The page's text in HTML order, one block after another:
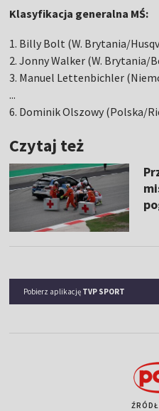
Klasyfikacja generalna MŚ:
1. Billy Bolt (W. Brytania/
2. Jonny Walker (W. Brytania/
3. Manuel Lettenbichler
...
6. Dominik Olszowy (Polska/
Czytaj też
Pobierz aplikację TVP SPORT